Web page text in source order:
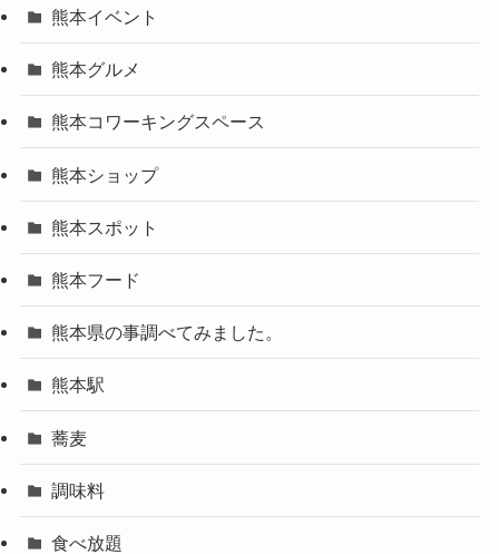
熊本イベント
熊本グルメ
熊本コワーキングスペース
熊本ショップ
熊本スポット
熊本フード
熊本県の事調べてみました。
熊本駅
蕎麦
調味料
食べ放題